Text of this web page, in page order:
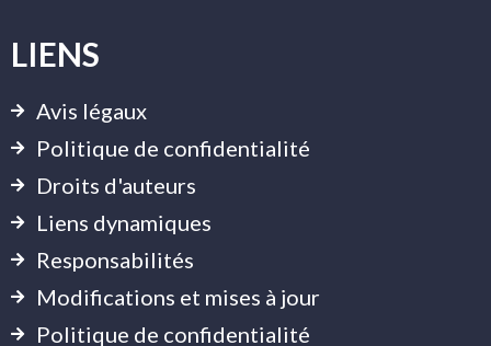
LIENS
Avis légaux
Politique de confidentialité
Droits d'auteurs
Liens dynamiques
Responsabilités
Modifications et mises à jour
Politique de confidentialité